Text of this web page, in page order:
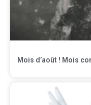
Mois d’août ! Mois